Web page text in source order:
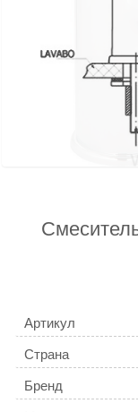
Артикул
Страна
Бренд